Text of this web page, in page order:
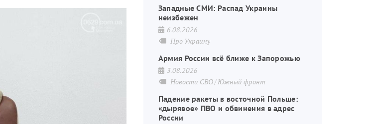
Западные СМИ: Распад Украины
неизбежен
6.08.2026
Про Украину
Армия России всё ближе к Запорожью
3.08.2026
Новости СВО Южный фронт
Падение ракеты в восточной Польше:
«дырявое» ПВО и обвинения в адрес
России